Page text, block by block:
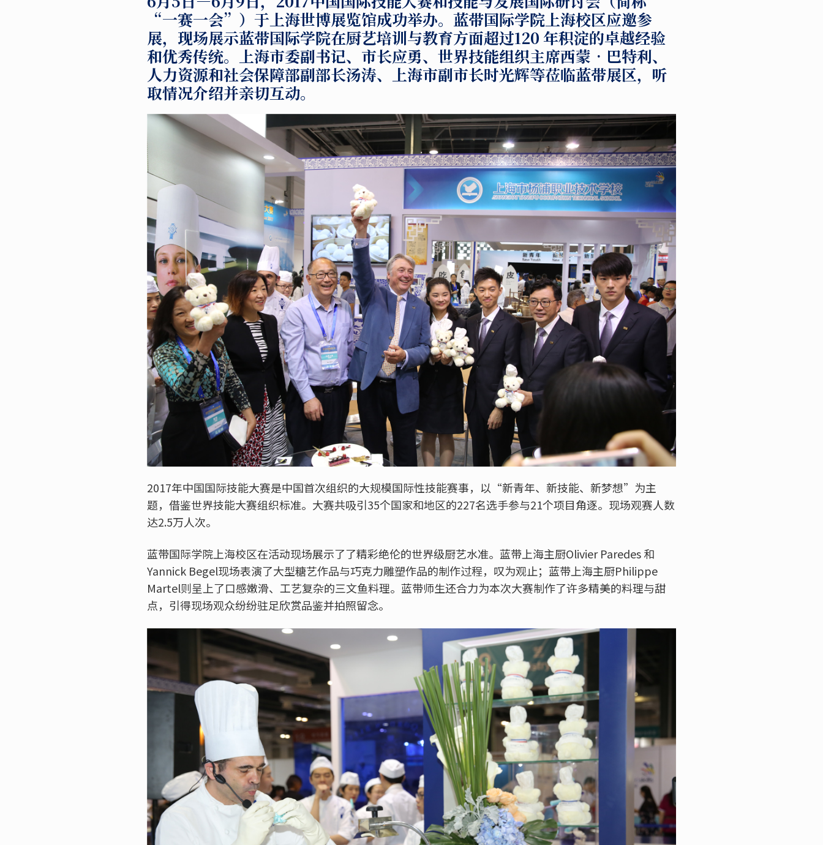
“一赛一会” ）于上海世博展览馆成功举办。蓝带国际学院上海校区应邀参
展，现场展示蓝带国际学院在厨艺培训与教育方面超过120 年积淀的卓越经验
和优秀传统。上海市委副书记、市长应勇、世界技能组织主席西蒙•巴特利、
人力资源和社会保障部副部长汤涛、上海市副市长时光辉等莅临蓝带展区，听
取情况介绍并亲切互动。
2017年中国国际技能大赛是中国首次组织的大规模国际性技能赛事，以“新青年、新技能、新梦想”为主
题，借鉴世界技能大赛组织标准。大赛共吸引35个国家和地区的227名选手参与21个项目角逐。现场观赛人数
达2.5万人次。
蓝带国际学院上海校区在活动现场展示了了精彩绝伦的世界级厨艺水准。蓝带上海主厨Olivier Paredes 和
Yannick Begel现场表演了大型糖艺作品与巧克力雕塑作品的制作过程，叹为观止；蓝带上海主厨Philippe
Martel则呈上了口感嫩滑、工艺复杂的三文鱼料理。蓝带师生还合力为本次大赛制作了许多精美的料理与甜
点，引得现场观众纷纷驻足欣赏品鉴并拍照留念。